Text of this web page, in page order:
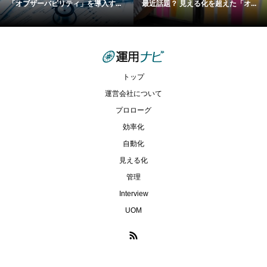
「オブザーバビリティ」を導入す... 最近話題？ 見える化を超えた「オ...
トップ
運営会社について
プロローグ
効率化
自動化
見える化
管理
Interview
UOM